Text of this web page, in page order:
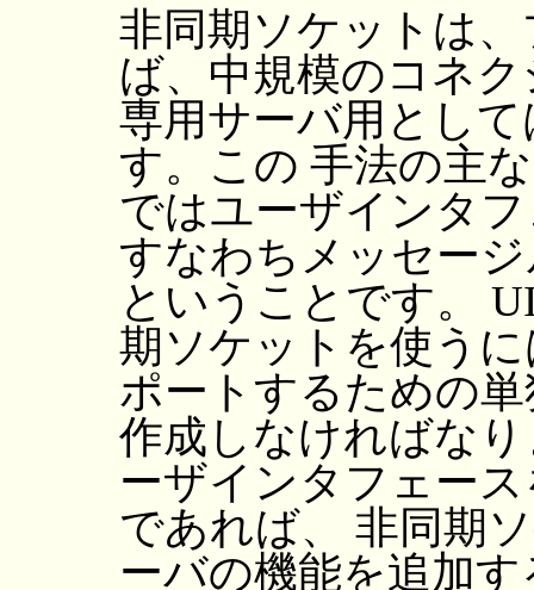
非同期ソケットは
ば、中規模のコネ
専用サーバ用とし
す。この 手法の主
ではユーザインタ
すなわちメッセー
ということです。
期ソケットを使う
ポートするための
作成しなければな
ーザインタフェー
であれば、 非同期
ーバの機能を追加